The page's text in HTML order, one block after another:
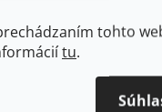
tohto
tu.